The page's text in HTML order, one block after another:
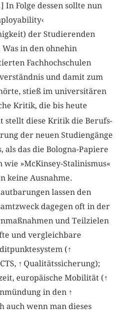
Folge dessen sollte nun
der Studierenden
in den ohnehin
Fachhochschulen
und damit zum
stieß im universitären
Kritik, die bis heute
stellt diese Kritik die Berufs-
der neuen Studiengänge
als das die Bologna-Papiere
wie »McKinsey-Stalinismus«
keine Ausnahme.
lassen den
dagegen oft in der
und Teilzielen
und vergleichbare
(↑
↑ Qualitätssicherung);
europäische Mobilität (↑
in den ↑
auch wenn man dieses